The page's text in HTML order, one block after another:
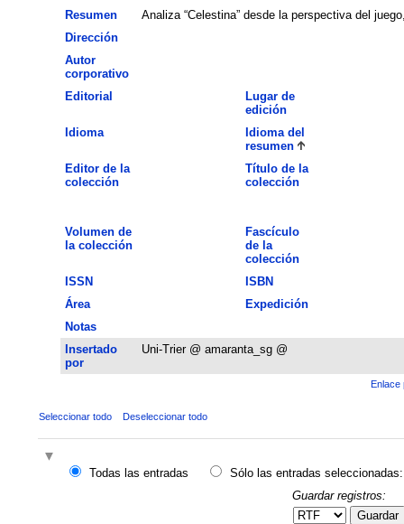
Resumen
Analiza “Celestina” desde la perspectiva del
Dirección
Autor
corporativo
Editorial
Lugar de
edición
Idioma
Idioma del
resumen
Editor de la
colección
Título de la
colección
Volumen de
la colección
Fascículo
de la
colección
ISSN
ISBN
Área
Expedición
Notas
Insertado
por
Uni-Trier @ amaranta_sg @
Enlace
Seleccionar todo Deseleccionar todo
Todas las entradas
Sólo las entradas seleccionadas:
Guardar registros:
Guardar